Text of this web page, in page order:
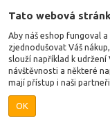
Tato webová
Aby náš eshop fungoval
zjednodušovat Váš
slouží například k
návštěvnosti a některé
mají přístup i naši
OK